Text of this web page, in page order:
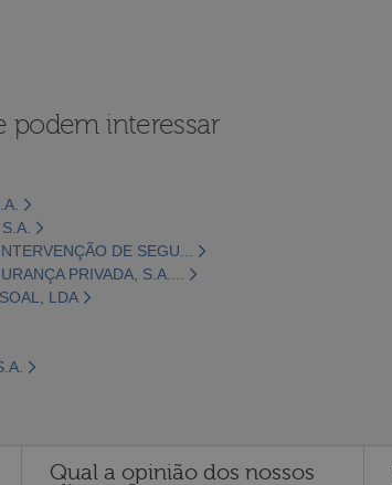
podem interessar
DE SEGU...
PRIVADA, S.A....
LDA
Qual a opinião dos nossos